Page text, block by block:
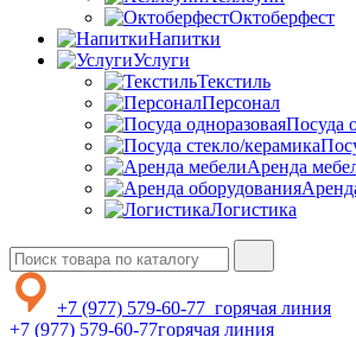
Октоберфест
Напитки
Услуги
Текстиль
Персонал
Посуда
Аренда
Логистика
+7 (977) 579-60-77 горячая линия
+7 (977) 579-60-77горячая линия